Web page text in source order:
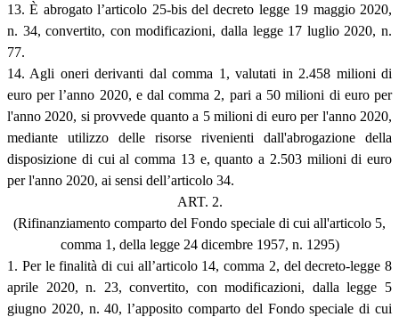
13. È abrogato l’articolo 25-bis del decreto legge 19 maggio 2020,
n. 34, convertito, con modificazioni, dalla legge 17 luglio 2020, n.
77.
14. Agli oneri derivanti dal comma 1, valutati in 2.458 milioni di
euro per l’anno 2020, e dal comma 2, pari a 50 milioni di euro per
l'anno 2020, si provvede quanto a 5 milioni di euro per l'anno 2020,
mediante utilizzo delle risorse rivenienti dall'abrogazione della
disposizione di cui al comma 13 e, quanto a 2.503 milioni di euro
per l'anno 2020, ai sensi dell’articolo 34.
ART. 2.
(Rifinanziamento comparto del Fondo speciale di cui all'articolo 5,
comma 1, della legge 24 dicembre 1957, n. 1295)
1. Per le finalità di cui all’articolo 14, comma 2, del decreto-legge 8
aprile 2020, n. 23, convertito, con modificazioni, dalla legge 5
giugno 2020, n. 40, l’apposito comparto del Fondo speciale di cui